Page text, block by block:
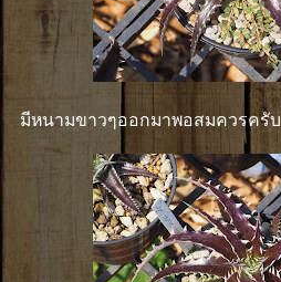
มีหนามขาวๆออกมาพอสมควรครับ